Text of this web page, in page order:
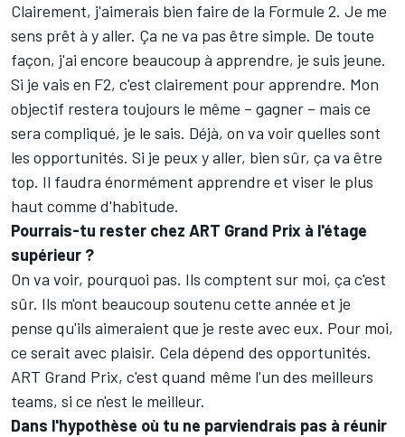
Clairement, j'aimerais bien faire de la Formule 2. Je me
sens prêt à y aller. Ça ne va pas être simple. De toute
façon, j'ai encore beaucoup à apprendre, je suis jeune.
Si je vais en F2, c'est clairement pour apprendre. Mon
objectif restera toujours le même – gagner – mais ce
sera compliqué, je le sais. Déjà, on va voir quelles sont
les opportunités. Si je peux y aller, bien sûr, ça va être
top. Il faudra énormément apprendre et viser le plus
haut comme d'habitude.
Pourrais-tu rester chez ART Grand Prix à l'étage
supérieur ?
On va voir, pourquoi pas. Ils comptent sur moi, ça c'est
sûr. Ils m'ont beaucoup soutenu cette année et je
pense qu'ils aimeraient que je reste avec eux. Pour moi,
ce serait avec plaisir. Cela dépend des opportunités.
ART Grand Prix, c'est quand même l'un des meilleurs
teams, si ce n'est le meilleur.
Dans l'hypothèse où tu ne parviendrais pas à réunir